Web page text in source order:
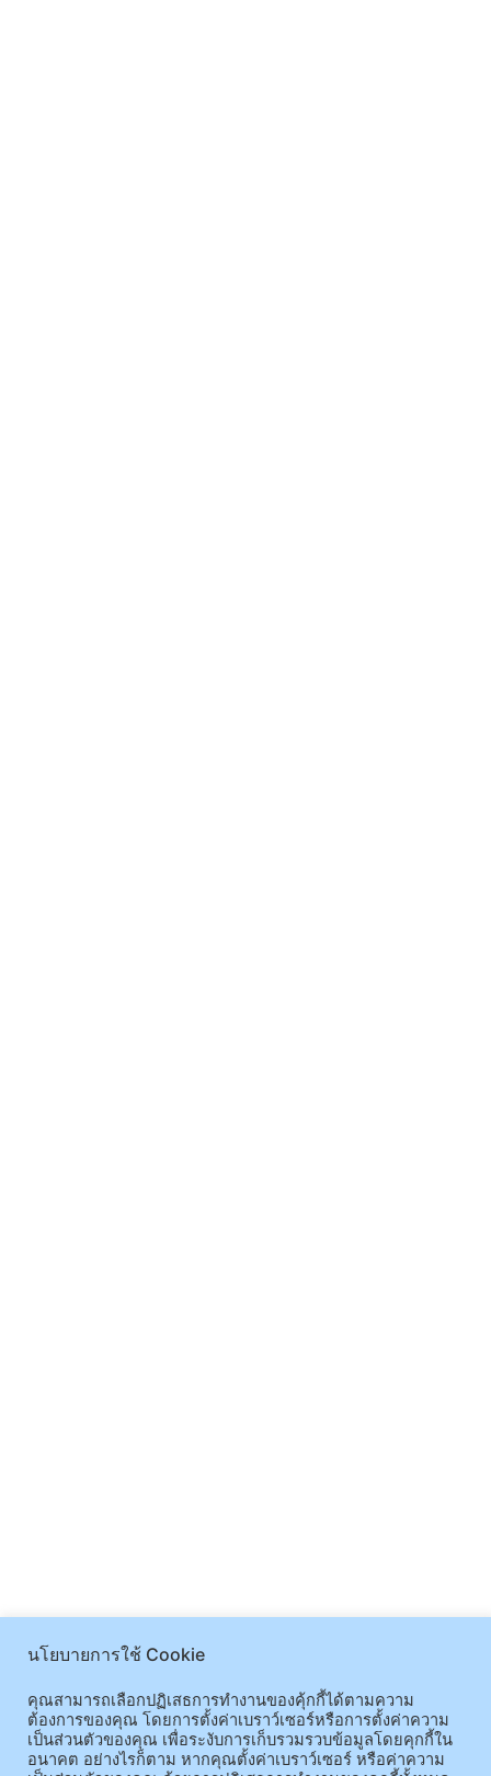
นโยบายการใช้ Cookie
คุณสามารถเลือกปฏิเสธการทำงานของคุ้กกี้ได้ตามความ
ต้องการของคุณ โดยการตั้งค่าเบราว์เซอร์หรือการตั้งค่าความ
เป็นส่วนตัวของคุณ เพื่อระงับการเก็บรวมรวบข้อมูลโดยคุกกี้ใน
อนาคต อย่างไรก็ตาม หากคุณตั้งค่าเบราว์เซอร์ หรือค่าความ